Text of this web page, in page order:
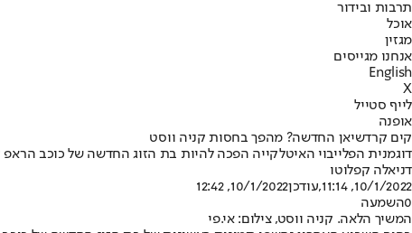
תרבות ובידור
אוכל
מגזין
אנחנו מגייסים
English
X
לייף סטייל
אופנה
קים קרדשיאן החדשה? מהפך בחסות קניה ווסט
דוגמנית הפלייבוי האיטלקייה הפכה להיות בת הזוג החדשה של כוכב
דניאלה קפלוטו
10/1/2022, 11:14
,עודכן10/1/2022, 12:42
0השמעה
המשיך הלאה. קניה ווסט, צילום: אי.פי